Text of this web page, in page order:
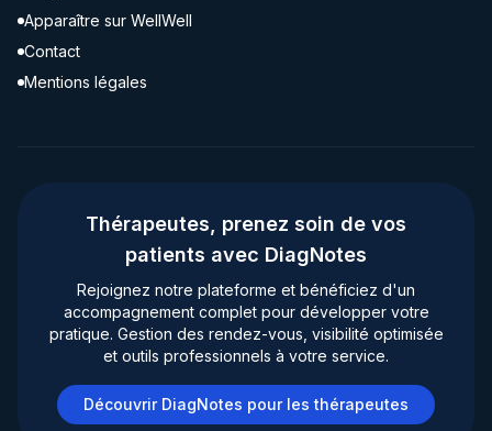
Apparaître sur WellWell
Contact
Mentions légales
Thérapeutes, prenez soin de vos
patients avec DiagNotes
Rejoignez notre plateforme et bénéficiez d'un
accompagnement complet pour développer votre
pratique. Gestion des rendez-vous, visibilité optimisée
et outils professionnels à votre service.
Découvrir DiagNotes pour les thérapeutes